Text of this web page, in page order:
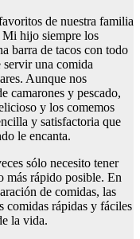
de nuestra familia
Mi hijo siempre los
barra de tacos con todo
servir una comida
Aunque nos
camarones y pescado,
y los comemos
y satisfactoria que
le encanta.
sólo necesito tener
más rápido posible. En
de comidas, las
comidas rápidas y fáciles
la vida.